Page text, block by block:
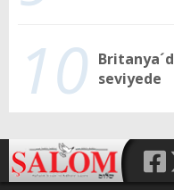
10 seviyede